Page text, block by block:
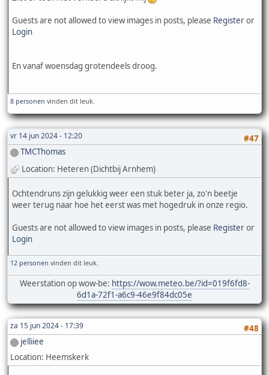
Guests are not allowed to view images in posts, please Registeror
Login
En vanaf woensdag grotendeels droog.
8 personen vinden dit leuk.
vr 14 jun 2024 - 12:20
#47
TMCThomas
Location: Heteren (Dichtbij Arnhem)
Ochtendruns zijn gelukkig weer een stuk beter ja, zo'n beetje
weer terug naar hoe het eerst was met hogedruk in onze regio.
Guests are not allowed to view images in posts, please Registeror
Login
12 personen vinden dit leuk.
Weerstation op wow-be: https://wow.meteo.be/?id=019f6fd8-
6d1a-72f1-a6c9-46e9f84dc05e
za 15 jun 2024 - 17:39
#48
jelliiee
Location: Heemskerk